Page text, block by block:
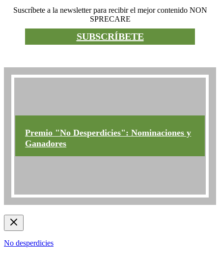
Suscríbete a la newsletter para recibir el mejor contenido NON
SPRECARE
SUBSCRÍBETE
Premio "No Desperdicies": Nominaciones y
Ganadores
No desperdicies